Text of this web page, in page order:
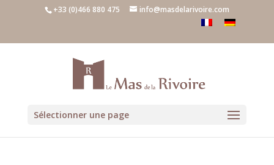
+33 (0)466 880 475 info@masdelarivoire.com
Sélectionner une page